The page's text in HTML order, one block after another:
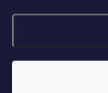
Copyright 2026